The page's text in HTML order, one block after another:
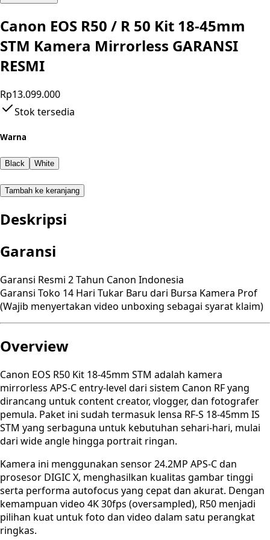
Canon EOS R50 / R 50 Kit 18-45mm
STM Kamera Mirrorless GARANSI
RESMI
Rp13.099.000
Stok tersedia
Warna
Black White
Tambah ke keranjang
Deskripsi
Garansi
Garansi Resmi 2 Tahun Canon Indonesia
Garansi Toko 14 Hari Tukar Baru dari Bursa Kamera Prof
(Wajib menyertakan video unboxing sebagai syarat klaim)
Overview
Canon EOS R50 Kit 18-45mm STM adalah kamera
mirrorless APS-C entry-level dari sistem Canon RF yang
dirancang untuk content creator, vlogger, dan fotografer
pemula. Paket ini sudah termasuk lensa RF-S 18-45mm IS
STM yang serbaguna untuk kebutuhan sehari-hari, mulai
dari wide angle hingga portrait ringan.
Kamera ini menggunakan sensor 24.2MP APS-C dan
prosesor DIGIC X, menghasilkan kualitas gambar tinggi
serta performa autofocus yang cepat dan akurat. Dengan
kemampuan video 4K 30fps (oversampled), R50 menjadi
pilihan kuat untuk foto dan video dalam satu perangkat
ringkas.